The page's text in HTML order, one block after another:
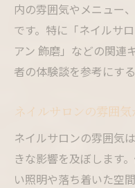
内の雰囲気やメニュー
です。特に「ネイルサ
アン 飾磨」などの関連
者の体験談を参考にす
ネイルサロンの雰囲
ネイルサロンの雰囲気
きな影響を及ぼします
い照明や落ち着いた空